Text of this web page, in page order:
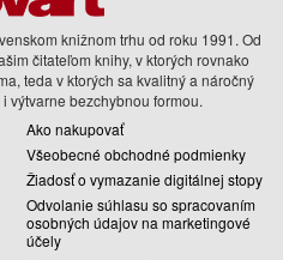
knižnom trhu od roku 1991. Od
čitateľom knihy, v ktorých rovnako
teda v ktorých sa kvalitný a náročný
výtvarne bezchybnou formou.
Ako nakupovať
Všeobecné obchodné podmienky
Žiadosť o vymazanie digitálnej stopy
Odvolanie súhlasu so spracovaním
osobných údajov na marketingové
účely